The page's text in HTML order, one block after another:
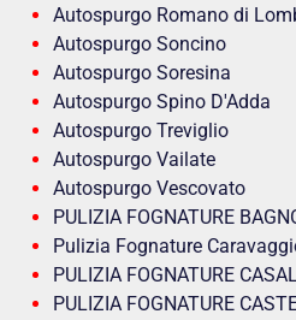
Autospurgo Romano di
Autospurgo Soncino
Autospurgo Soresina
Autospurgo Spino D'Adda
Autospurgo Treviglio
Autospurgo Vailate
Autospurgo Vescovato
PULIZIA FOGNATURE
Pulizia Fognature
PULIZIA FOGNATURE
PULIZIA FOGNATURE